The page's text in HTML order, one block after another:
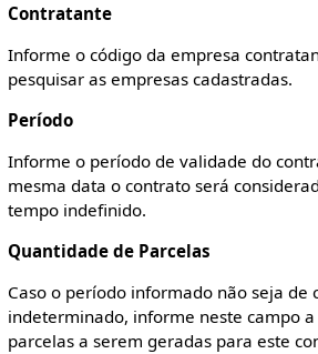
Contratante
Informe o código da empresa
pesquisar as empresas cadastradas.
Período
Informe o período de validade do
mesma data o contrato será
tempo indefinido.
Quantidade de Parcelas
Caso o período informado não seja de
indeterminado, informe neste campo
parcelas a serem geradas para este